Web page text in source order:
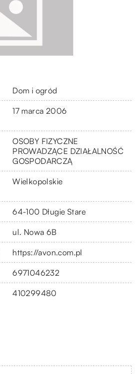
Dom i ogród
17 marca 2006
OSOBY FIZYCZNE
PROWADZĄCE DZIAŁALNOŚĆ
GOSPODARCZĄ
Wielkopolskie
64-100 Długie Stare
ul. Nowa 6B
https://avon.com.pl
6971046232
410299480